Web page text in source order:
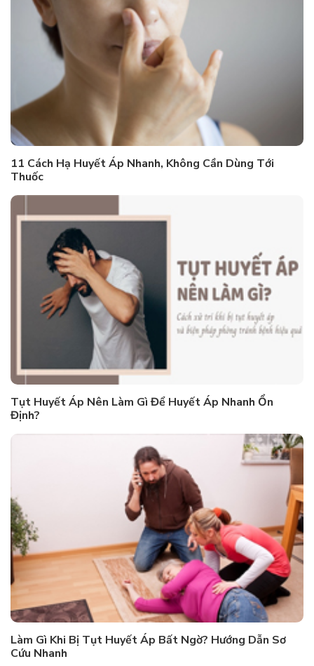
11 Cách Hạ Huyết Áp Nhanh, Không Cần Dùng Tới
Thuốc
Tụt Huyết Áp Nên Làm Gì Để Huyết Áp Nhanh Ổn
Định?
Làm Gì Khi Bị Tụt Huyết Áp Bất Ngờ? Hướng Dẫn Sơ
Cứu Nhanh